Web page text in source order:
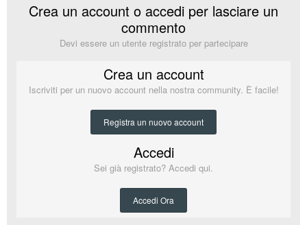
Crea un account o accedi per lasciare un
commento
Devi essere un utente registrato per partecipare
Crea un account
Iscriviti per un nuovo account nella nostra community. È facile!
Registra un nuovo account
Accedi
Sei già registrato? Accedi qui.
Accedi Ora